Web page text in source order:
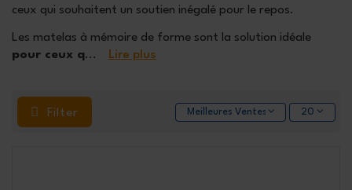
ceux qui souhaitent un soutien inégalé pour le repos.
Les matelas à mémoire de forme sont la solution idéale
pour ceux q... Lire plus
Filter Meilleures Ventes 20